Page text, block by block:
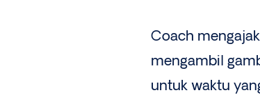
Coach
mengambil
untuk waktu